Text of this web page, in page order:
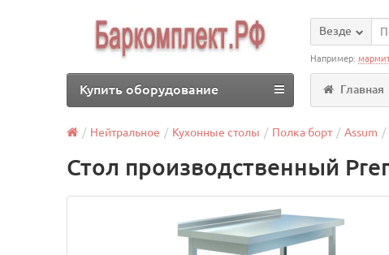
Везде
Например:
Главная
Купить оборудование
Нейтральное Кухонные столы Полка борт Assum
Стол производственный